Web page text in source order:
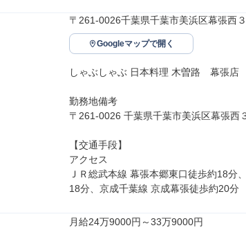
〒261-0026千葉県千葉市美浜区幕張西
Googleマップで開く
しゃぶしゃぶ 日本料理 木曽路　幕張店
勤務地備考
〒261-0026 千葉県千葉市美浜区幕張西
【交通手段】
アクセス
ＪＲ総武本線 幕張本郷東口徒歩約18分
18分、京成千葉線 京成幕張徒歩約20分
月給24万9000円～33万9000円